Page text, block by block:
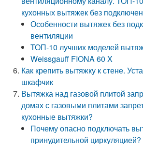
кухонных вытяжек без
Особенности вытяжек без
вентиляции
ТОП-10 лучших моделей
Weissgauff FIONA 60 X
Как крепить вытяжку к стене.
шкафчик
Вытяжка над газовой плитой
домах с газовыми плитами
кухонные вытяжки?
Почему опасно подключать
принудительной циркуляцией?